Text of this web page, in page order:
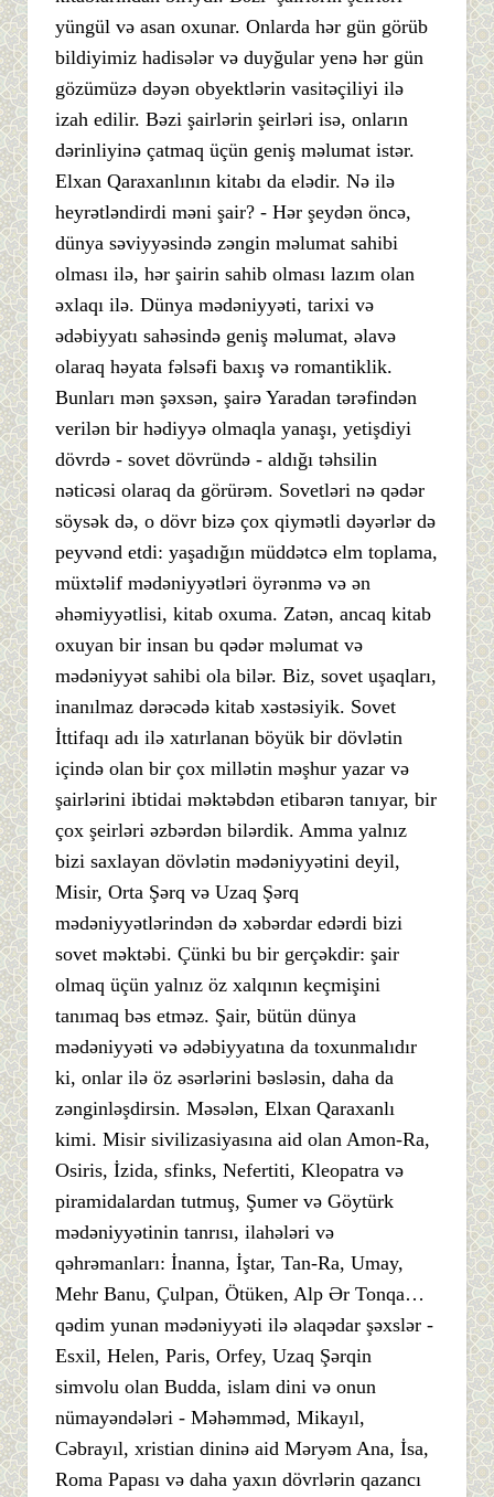
yüngül və asan oxunar. Onlarda hər gün görüb
bildiyimiz hadisələr və duyğular yenə hər gün
gözümüzə dəyən obyektlərin vasitəçiliyi ilə
izah edilir. Bəzi şairlərin şeirləri isə, onların
dərinliyinə çatmaq üçün geniş məlumat istər.
Elxan Qaraxanlının kitabı da elədir. Nə ilə
heyrətləndirdi məni şair? - Hər şeydən öncə,
dünya səviyyəsində zəngin məlumat sahibi
olması ilə, hər şairin sahib olması lazım olan
əxlaqı ilə. Dünya mədəniyyəti, tarixi və
ədəbiyyatı sahəsində geniş məlumat, əlavə
olaraq həyata fəlsəfi baxış və romantiklik.
Bunları mən şəxsən, şairə Yaradan tərəfindən
verilən bir hədiyyə olmaqla yanaşı, yetişdiyi
dövrdə - sovet dövründə - aldığı təhsilin
nəticəsi olaraq da görürəm. Sovetləri nə qədər
söysək də, o dövr bizə çox qiymətli dəyərlər də
peyvənd etdi: yaşadığın müddətcə elm toplama,
müxtəlif mədəniyyətləri öyrənmə və ən
əhəmiyyətlisi, kitab oxuma. Zatən, ancaq kitab
oxuyan bir insan bu qədər məlumat və
mədəniyyət sahibi ola bilər. Biz, sovet uşaqları,
inanılmaz dərəcədə kitab xəstəsiyik. Sovet
İttifaqı adı ilə xatırlanan böyük bir dövlətin
içində olan bir çox millətin məşhur yazar və
şairlərini ibtidai məktəbdən etibarən tanıyar, bir
çox şeirləri əzbərdən bilərdik. Amma yalnız
bizi saxlayan dövlətin mədəniyyətini deyil,
Misir, Orta Şərq və Uzaq Şərq
mədəniyyətlərindən də xəbərdar edərdi bizi
sovet məktəbi. Çünki bu bir gerçəkdir: şair
olmaq üçün yalnız öz xalqının keçmişini
tanımaq bəs etməz. Şair, bütün dünya
mədəniyyəti və ədəbiyyatına da toxunmalıdır
ki, onlar ilə öz əsərlərini bəsləsin, daha da
zənginləşdirsin. Məsələn, Elxan Qaraxanlı
kimi. Misir sivilizasiyasına aid olan Amon-Ra,
Osiris, İzida, sfinks, Nefertiti, Kleopatra və
piramidalardan tutmuş, Şumer və Göytürk
mədəniyyətinin tanrısı, ilahələri və
qəhrəmanları: İnanna, İştar, Tan-Ra, Umay,
Mehr Banu, Çulpan, Ötüken, Alp Ər Tonqa…
qədim yunan mədəniyyəti ilə əlaqədar şəxslər -
Esxil, Helen, Paris, Orfey, Uzaq Şərqin
simvolu olan Budda, islam dini və onun
nümayəndələri - Məhəmməd, Mikayıl,
Cəbrayıl, xristian dininə aid Məryəm Ana, İsa,
Roma Papası və daha yaxın dövrlərin qazancı